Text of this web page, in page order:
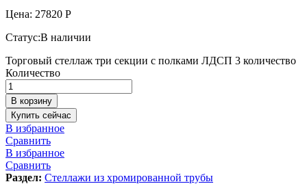
Цена: 27820 Р
Статус:В наличии
Торговый стеллаж три секции с полками ЛДСП 3 количество
Количество
В корзину
Купить сейчас
В избранное
Сравнить
В избранное
Сравнить
Раздел: Стеллажи из хромированной трубы